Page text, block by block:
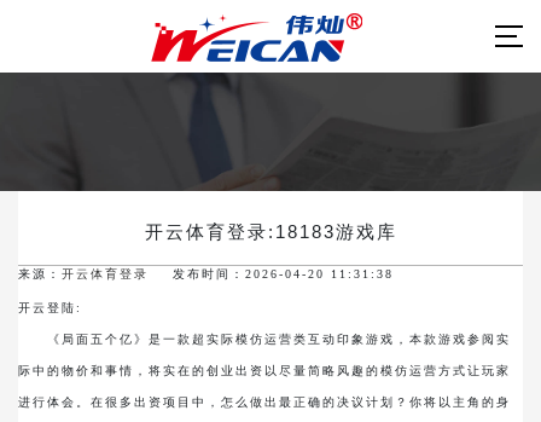
开云体育登录:18183游戏库
来源： 开云体育登录 发布时间：2026-04-20 11:31:38
开云登陆:
《局面五个亿》是一款超实际模仿运营类互动印象游戏，本款游戏参阅实
际中的物价和事情，将实在的创业出资以尽量简略风趣的模仿运营方式让玩家
进行体会。在很多出资项目中，怎么做出最正确的决议计划？你将以主角的身